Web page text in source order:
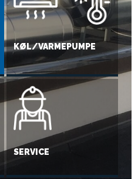
KØL/VARMEPUMPE
SERVICE